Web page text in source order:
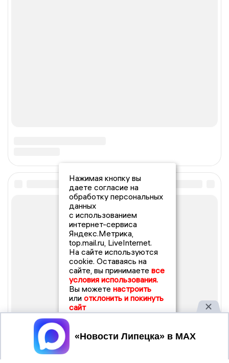
Нажимая кнопку вы
даете согласие на
обработку персональных
данных
с использованием
интернет-сервиса
Яндекс.Метрика,
top.mail.ru, LiveInternet.
На сайте используются
cookie. Оставаясь на
сайте, вы принимаете все
условия использования.
Вы можете настроить
или отклонить и покинуть
сайт
Принять